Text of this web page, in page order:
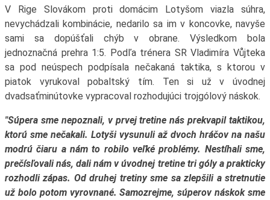
V Rige Slovákom proti domácim Lotyšom viazla súhra,
nevychádzali kombinácie, nedarilo sa im v koncovke, navyše
sami sa dopúšťali chýb v obrane. Výsledkom bola
jednoznačná prehra 1:5. Podľa trénera SR Vladimíra Vůjteka
sa pod neúspech podpísala nečakaná taktika, s ktorou v
piatok vyrukoval pobaltský tím. Ten si už v úvodnej
dvadsaťminútovke vypracoval rozhodujúci trojgólový náskok.
"Súpera sme nepoznali, v prvej tretine nás prekvapil taktikou,
ktorú sme nečakali. Lotyši vysunuli až dvoch hráčov na našu
modrú čiaru a nám to robilo veľké problémy. Nestíhali sme,
prečísľovali nás, dali nám v úvodnej tretine tri góly a prakticky
rozhodli zápas. Od druhej tretiny sme sa zlepšili a stretnutie
už bolo potom vyrovnané. Samozrejme, súperov náskok sme